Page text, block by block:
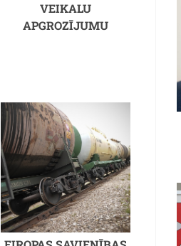
VEIKALU
APGROZĪJUMU